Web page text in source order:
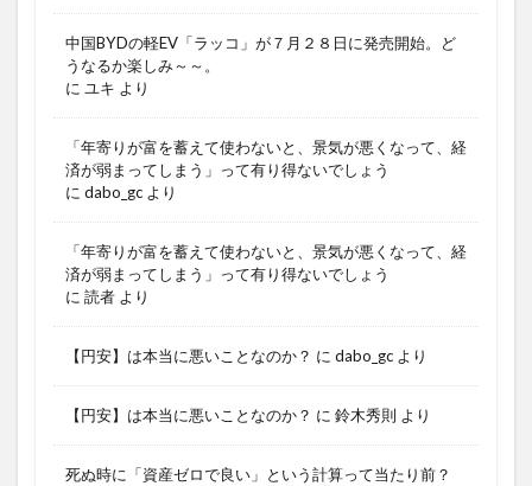
中国BYDの軽EV「ラッコ」が７月２８日に発売開始。ど
うなるか楽しみ～～。
に ユキ より
「年寄りが富を蓄えて使わないと、景気が悪くなって、経
済が弱まってしまう」って有り得ないでしょう
に dabo_gc より
「年寄りが富を蓄えて使わないと、景気が悪くなって、経
済が弱まってしまう」って有り得ないでしょう
に 読者 より
【円安】は本当に悪いことなのか？ に dabo_gc より
【円安】は本当に悪いことなのか？ に 鈴木秀則 より
死ぬ時に「資産ゼロで良い」という計算って当たり前？